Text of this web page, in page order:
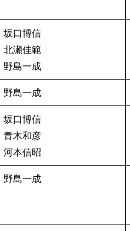
坂口博信
北瀬佳範
野島一成
野島一成
坂口博信
青木和彦
河本信昭
野島一成